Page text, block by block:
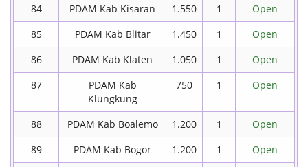
84
PDAM Kab Kisaran 1.550 1
Open
85
PDAM Kab Blitar 1.450 1
Open
86
PDAM Kab Klaten 1.050 1
Open
87
PDAM Kab
Klungkung
750 1 Open
88 PDAM Kab Boalemo 1.200 1
Open
89
PDAM Kab Bogor 1.200 1
Open